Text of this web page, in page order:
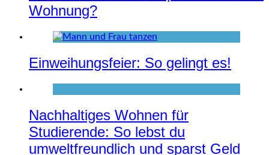
Wohnung?
Einweihungsfeier: So gelingt es!
Nachhaltiges Wohnen für
Studierende: So lebst du
umweltfreundlich und sparst Geld